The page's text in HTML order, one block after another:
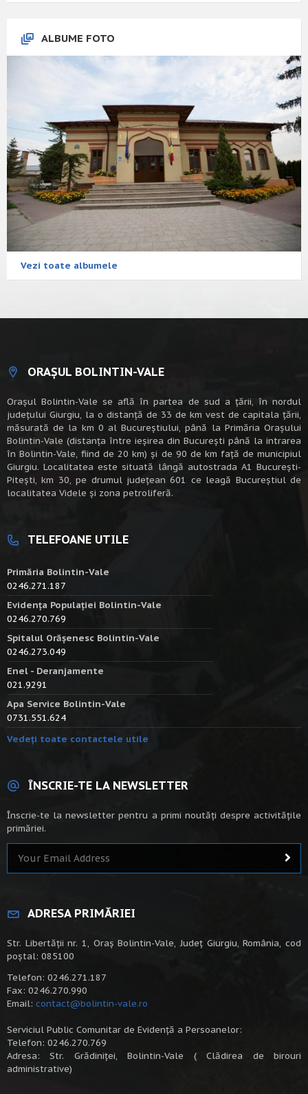
ALBUME FOTO
Vezi toate albumele
ORAȘUL BOLINTIN-VALE
Oraşul Bolintin-Vale se află în partea de sud a ţării, în nordul
judeţului Giurgiu, la o distanţă de 33 de km vest de capitala țării,
măsurată de la km 0 al Bucureștiului, până la Primăria Orașului
Bolintin-Vale (distanța între ieșirea din București până la intrarea
în Bolintin-Vale, fiind de 20 km) şi de 90 de km faţă de municipiul
Giurgiu. Localitatea este situată lângă autostrada A1 Bucureşti-
Piteşti, km 30, pe drumul judeţean 601 ce leagă Bucureştiul de
localitatea Videle şi zona petroliferă.
TELEFOANE UTILE
Primăria Bolintin-Vale
0246.271.187
Evidența Populației Bolintin-Vale
0246.270.769
Spitalul Orășenesc Bolintin-Vale
0246.273.049
Enel - Deranjamente
021.9291
Apa Service Bolintin-Vale
0731.551.624
Vedeți toate contactele utile
ÎNSCRIE-TE LA NEWSLETTER
Înscrie-te la newsletter pentru a primi noutăți despre activitățile
primăriei.
ADRESA PRIMĂRIEI
Str. Libertății nr. 1, Oraș Bolintin-Vale, Județ Giurgiu, România, cod
poștal: 085100
Telefon: 0246.271.187
Fax: 0246.270.990
Email: contact@bolintin-vale.ro
Serviciul Public Comunitar de Evidență a Persoanelor:
Telefon: 0246.270.769
Adresa: Str. Grădiniței, Bolintin-Vale ( Clădirea de birouri
administrative)